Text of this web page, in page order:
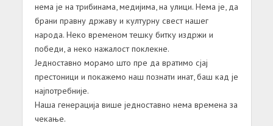
нема је на трибинама, медијима, на улици. Нема је, да
брани правну државу и културну свест нашег
народа. Неко временом тешку битку издржи и
победи, а неко нажалост поклекне.
Једноставно морамо што пре да вратимо сјај
престоници и покажемо наш познати инат, баш кад је
најпотребније.
Наша генерација више једноставно нема времена за
чекање.